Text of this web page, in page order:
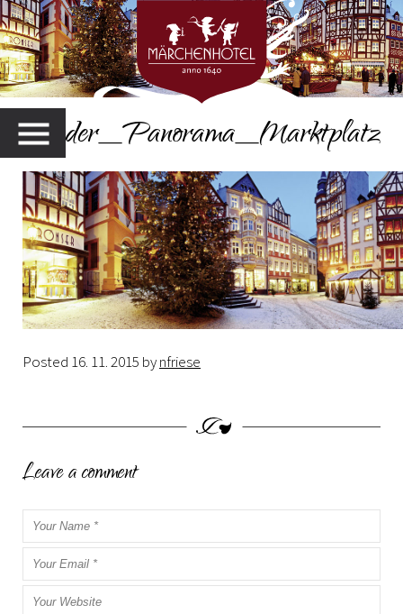
MENU
Header_Panorama_Marktplatz
Posted 16. 11. 2015 bynfriese
Leave a comment